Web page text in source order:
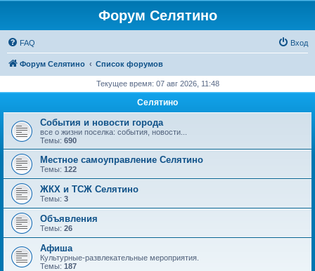
Форум Селятино
FAQ Вход
Форум Селятино Список форумов
Текущее время: 07 авг 2026, 11:48
Селятино
События и новости города
все о жизни поселка: события, новости...
Темы: 690
Местное самоуправление Селятино
Темы: 122
ЖКХ и ТСЖ Селятино
Темы: 3
Объявления
Темы: 26
Афиша
Культурные-развлекательные мероприятия.
Темы: 187